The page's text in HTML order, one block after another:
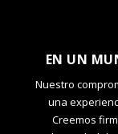
EN UN
Nuestro
una
Creemos